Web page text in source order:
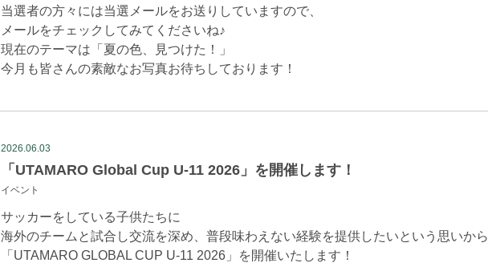
当選者の方々には当選メールをお送りしていますので、
メールをチェックしてみてくださいね♪
現在のテーマは「夏の色、見つけた！」
今月も皆さんの素敵なお写真お待ちしております！
2026.06.03
「UTAMARO Global Cup U-11 2026」を開催します！
イベント
サッカーをしている子供たちに
海外のチームと試合し交流を深め、普段味わえない経験を提供したいという思いから
「UTAMARO GLOBAL CUP U-11 2026」を開催いたします！